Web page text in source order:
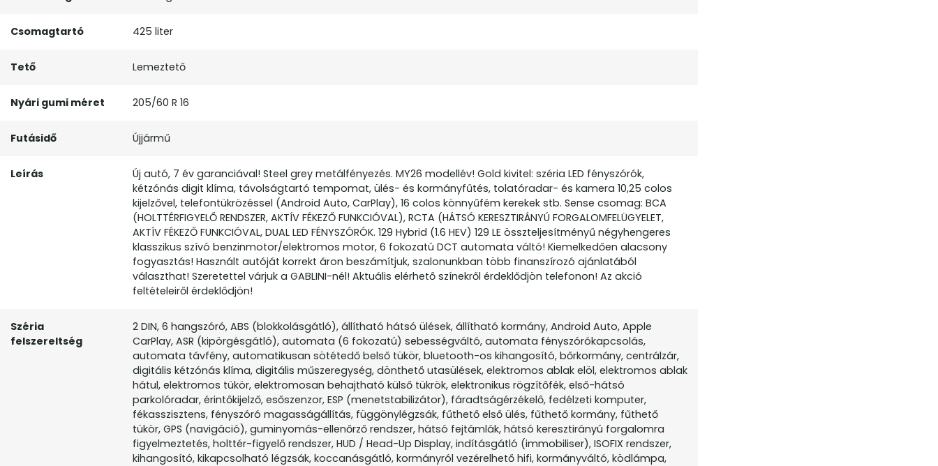
Csomagtartó 425 liter
Tető Lemeztető
Nyári gumi méret 205/60 R 16
Futásidő Újjármű
Leírás
Új autó, 7 év garanciával! Steel grey metálfényezés. MY26 modellév! Gold kivitel: széria LED fényszórók,
kétzónás digit klíma, távolságtartó tempomat, ülés- és kormányfűtés, tolatóradar- és kamera 10,25 colos
kijelzővel, telefontükrözéssel (Android Auto, CarPlay), 16 colos könnyűfém kerekek stb. Sense csomag: BCA
(HOLTTÉRFIGYELŐ RENDSZER, AKTÍV FÉKEZŐ FUNKCIÓVAL), RCTA (HÁTSÓ KERESZTIRÁNYÚ FORGALOMFELÜGYELET,
AKTÍV FÉKEZŐ FUNKCIÓVAL, DUAL LED FÉNYSZÓRÓK. 129 Hybrid (1.6 HEV) 129 LE összteljesítményű négyhengeres
klasszikus szívó benzinmotor/elektromos motor, 6 fokozatú DCT automata váltó! Kiemelkedően alacsony
fogyasztás! Használt autóját korrekt áron beszámítjuk, szalonunkban több finanszírozó ajánlatából
választhat! Szeretettel várjuk a GABLINI-nél! Aktuális elérhető színekről érdeklődjön telefonon! Az akció
feltételeiről érdeklődjön!
Széria
felszereltség
2 DIN, 6 hangszóró, ABS (blokkolásgátló), állítható hátsó ülések, állítható kormány, Android Auto, Apple
CarPlay, ASR (kipörgésgátló), automata (6 fokozatú) sebességváltó, automata fényszórókapcsolás,
automata távfény, automatikusan sötétedő belső tükör, bluetooth-os kihangosító, bőrkormány, centrálzár,
digitális kétzónás klíma, digitális műszeregység, dönthető utasülések, elektromos ablak elöl, elektromos ablak
hátul, elektromos tükör, elektromosan behajtható külső tükrök, elektronikus rögzítőfék, első-hátsó
parkolóradar, érintőkijelző, esőszenzor, ESP (menetstabilizátor), fáradtságérzékelő, fedélzeti komputer,
fékasszisztens, fényszóró magasságállítás, függönylégzsák, fűthető első ülés, fűthető kormány, fűthető
tükör, GPS (navigáció), guminyomás-ellenőrző rendszer, hátsó fejtámlák, hátsó keresztirányú forgalomra
figyelmeztetés, holttér-figyelő rendszer, HUD / Head-Up Display, indításgátló (immobiliser), ISOFIX rendszer,
kihangosító, kikapcsolható légzsák, koccanásgátló, kormányról vezérelhető hifi, kormányváltó, ködlámpa,